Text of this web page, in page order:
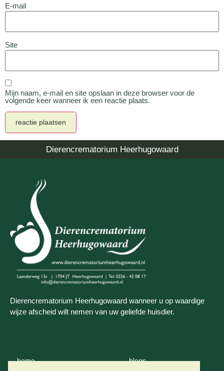
E-mail
Site
Mijn naam, e-mail en site opslaan in deze browser voor de
volgende keer wanneer ik een reactie plaats.
Dierencrematorium Heerhugowaard
Dierencrematorium Heerhugowaard wanneer u op waardige
wijze afscheid wilt nemen van uw geliefde huisdier.
home blogs